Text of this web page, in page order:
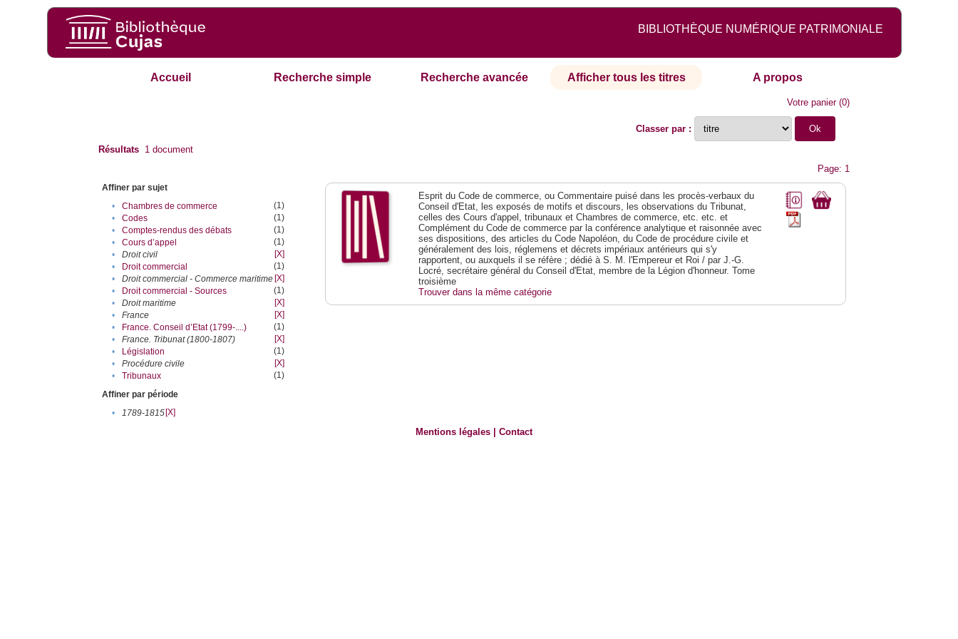
BIBLIOTHÈQUE NUMÉRIQUE PATRIMONIALE
Accueil Recherche simple Recherche avancée Afficher tous les titres A propos
Votre panier(0)
Classer par :
Résultats 1 document
Page: 1
Affiner par sujet
•
Chambres de commerce
(1)
•
Codes
(1)
•
Comptes-rendus des débats
(1)
•
Cours d’appel
(1)
•
Droit civil
[X]
•
Droit commercial
(1)
•
Droit commercial - Commerce maritime [X]
•
Droit commercial - Sources
(1)
•
Droit maritime
[X]
•
France
[X]
•
France. Conseil d’Etat (1799-....)
(1)
•
France. Tribunat (1800-1807)
[X]
•
Législation
(1)
•
Procédure civile
[X]
•
Tribunaux
(1)
Affiner par période
•
1789-1815[X]
Esprit du Code de commerce, ou Commentaire puisé dans les procès-verbaux du
Conseil d'Etat, les exposés de motifs et discours, les observations du Tribunat,
celles des Cours d'appel, tribunaux et Chambres de commerce, etc. etc. et
Complément du Code de commerce par la conférence analytique et raisonnée avec
ses dispositions, des articles du Code Napoléon, du Code de procédure civile et
généralement des lois, réglemens et décrets impériaux antérieurs qui s'y
rapportent, ou auxquels il se réfère ; dédié à S. M. l'Empereur et Roi / par J.-G.
Locré, secrétaire général du Conseil d'Etat, membre de la Légion d'honneur. Tome
troisième
Trouver dans la même catégorie
Mentions légales |Contact